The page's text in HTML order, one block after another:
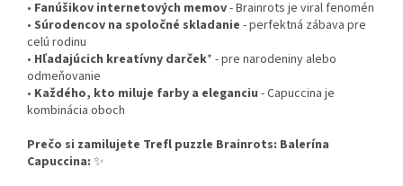
• Fanúšikov internetových memov- Brainrots je viral fenomén
• Súrodencov na spoločné skladanie - perfektná zábava pre
celú rodinu
• Hľadajúcich kreatívny darček* - pre narodeniny alebo
odmeňovanie
• Každého, kto miluje farby a eleganciu - Capuccina je
kombinácia oboch
Prečo si zamilujete Trefl puzzle Brainrots: Balerína
Capuccina: ✨